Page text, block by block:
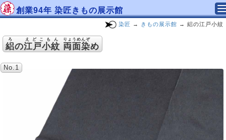
創業94年 染匠きもの展示館
染匠 → きもの展示館 → 絽の江戸小紋
絽
ろ
の江戸小紋
えどこもん
両面染
りょうめんぞ
め
No.1